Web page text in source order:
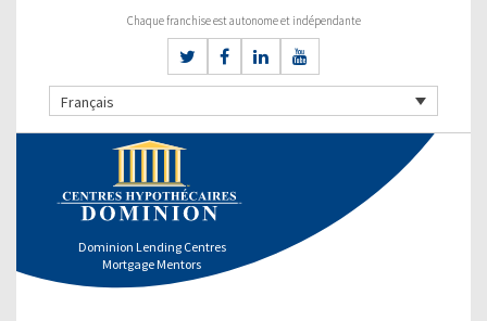
Chaque franchise est autonome et indépendante
Français
Dominion Lending Centres
Mortgage Mentors